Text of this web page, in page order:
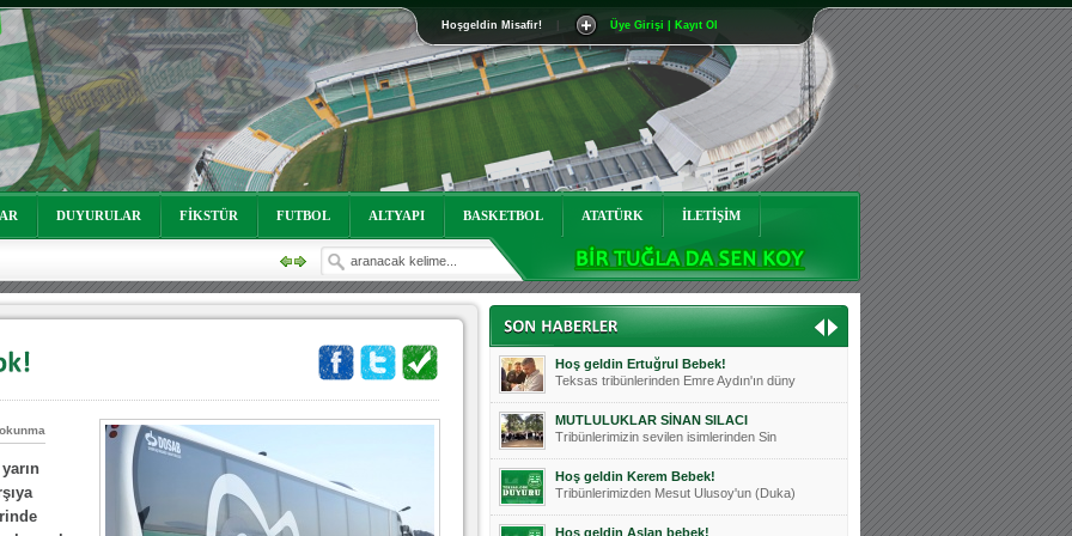
Hoşgeldin Misafir! Üye Girişi | Kayıt Ol
DUYURULAR FİKSTÜR FUTBOL ALTYAPI BASKETBOL ATATÜRK İLETİŞİM
Mutluluklar Ceyhun Tetik
Teksas tribünlerinin sevilen isimlerinde
Bursasporumuzun önü açılsın is
Teksaslı Bursasporlular Derneği Başkanı
Hoş geldin Alaz Bebek!
Teksas.org sistem yöneticisi, ekibimizin
Hoş geldin Göktuğ Bebek!
Teksas.org ekibimizden ve tribünlerimizi
Hoş geldin Kadir Kağan Bebek!
Teksas tribünlerinden Basri İleri'nin dü
Hoş geldin Ertuğrul Bebek!
Teksas tribünlerinden Emre Aydın'ın düny
MUTLULUKLAR SİNAN SILACI
Tribünlerimizin sevilen isimlerinden Sin
Hoş geldin Kerem Bebek!
Tribünlerimizden Mesut Ulusoy'un (Duka)
Hoş geldin Aslan bebek!